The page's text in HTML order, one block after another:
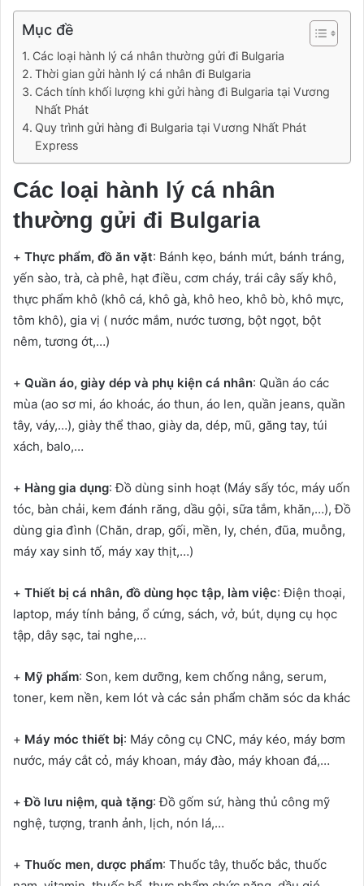
Mục đề
Các loại hành lý cá nhân thường gửi đi Bulgaria
Thời gian gửi hành lý cá nhân đi Bulgaria
Cách tính khối lượng khi gửi hàng đi Bulgaria tại Vương
Nhất Phát
Quy trình gửi hàng đi Bulgaria tại Vương Nhất Phát
Express
Các loại hành lý cá nhân
thường gửi đi Bulgaria
+ Thực phẩm, đồ ăn vặt: Bánh kẹo, bánh mứt, bánh tráng,
yến sào, trà, cà phê, hạt điều, cơm cháy, trái cây sấy khô,
thực phẩm khô (khô cá, khô gà, khô heo, khô bò, khô mực,
tôm khô), gia vị ( nước mắm, nước tương, bột ngọt, bột
nêm, tương ớt,…)
+ Quần áo, giày dép và phụ kiện cá nhân: Quần áo các
mùa (ao sơ mi, áo khoác, áo thun, áo len, quần jeans, quần
tây, váy,…), giày thể thao, giày da, dép, mũ, găng tay, túi
xách, balo,…
+ Hàng gia dụng: Đồ dùng sinh hoạt (Máy sấy tóc, máy uốn
tóc, bàn chải, kem đánh răng, dầu gội, sữa tắm, khăn,…), Đồ
dùng gia đình (Chăn, drap, gối, mền, ly, chén, đũa, muỗng,
máy xay sinh tố, máy xay thịt,…)
+ Thiết bị cá nhân, đồ dùng học tập, làm việc: Điện thoại,
laptop, máy tính bảng, ổ cứng, sách, vở, bút, dụng cụ học
tập, dây sạc, tai nghe,…
+ Mỹ phẩm: Son, kem dưỡng, kem chống nắng, serum,
toner, kem nền, kem lót và các sản phẩm chăm sóc da khác
+ Máy móc thiết bị: Máy công cụ CNC, máy kéo, máy bơm
nước, máy cắt cỏ, máy khoan, máy đào, máy khoan đá,…
+Đồ lưu niệm, quà tặng: Đồ gốm sứ, hàng thủ công mỹ
nghệ, tượng, tranh ảnh, lịch, nón lá,…
+ Thuốc men, dược phẩm: Thuốc tây, thuốc bắc, thuốc